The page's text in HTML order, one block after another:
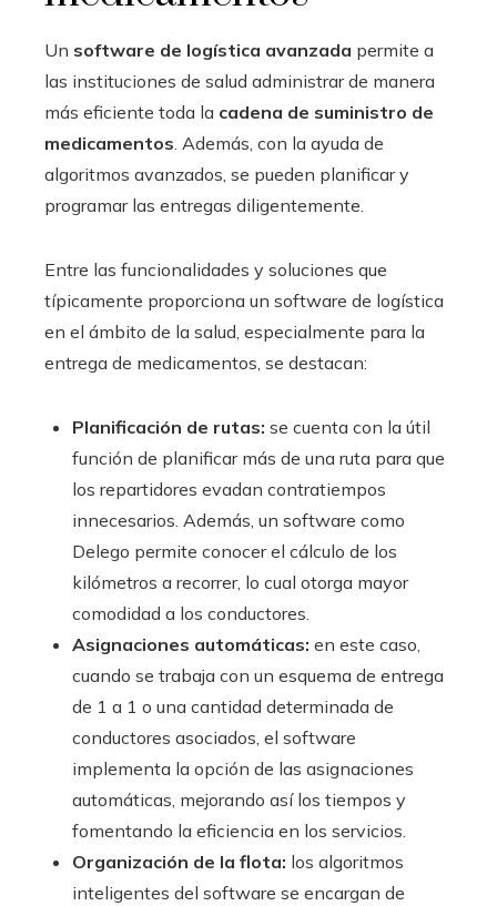
Un software de logística avanzada permite a
las instituciones de salud administrar de manera
más eficiente toda la cadena de suministro de
medicamentos. Además, con la ayuda de
algoritmos avanzados, se pueden planificar y
programar las entregas diligentemente.
Entre las funcionalidades y soluciones que
típicamente proporciona un software de logística
en el ámbito de la salud, especialmente para la
entrega de medicamentos, se destacan:
Planificación de rutas: se cuenta con la útil
función de planificar más de una ruta para que
los repartidores evadan contratiempos
innecesarios. Además, un software como
Delego permite conocer el cálculo de los
kilómetros a recorrer, lo cual otorga mayor
comodidad a los conductores.
Asignaciones automáticas: en este caso,
cuando se trabaja con un esquema de entrega
de 1 a 1 o una cantidad determinada de
conductores asociados, el software
implementa la opción de las asignaciones
automáticas, mejorando así los tiempos y
fomentando la eficiencia en los servicios.
Organización de la flota: los algoritmos
inteligentes del software se encargan de